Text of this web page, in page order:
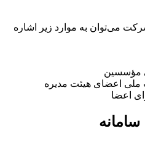
می‌توان به موارد زیر اشاره
مؤسسین
ملی اعضای هیئت مدیره
اعضا